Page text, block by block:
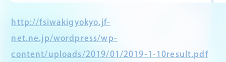
http://fsiwakigyokyo.jf-
net.ne.jp/wordpress/wp-
content/uploads/2019/01/2019-1-10result.pdf